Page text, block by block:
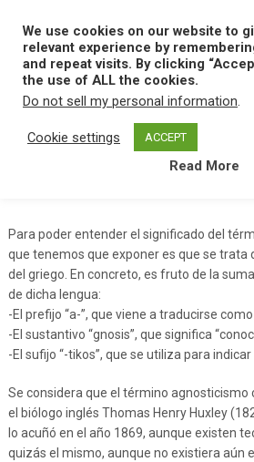
content
MENU
Home A Agnostico
Para poder entender el significado del
que tenemos que exponer es que se trata
del griego. En concreto, es fruto de la
de dicha lengua:
-El prefijo “a-”, que viene a traducirse como
-El sustantivo “gnosis”, que significa
-El sufijo “-tikos”, que se utiliza para indicar
Se considera que el término
el biólogo inglés Thomas Henry Huxley
lo acuñó en el año 1869, aunque existen
quizás el mismo, aunque no existiera aún
We use cookies on our website to
relevant experience by
and repeat visits. By clicking
the use of ALL the cookies.
Do not sell my personal information.
Cookie settings ACCEPT
Read More